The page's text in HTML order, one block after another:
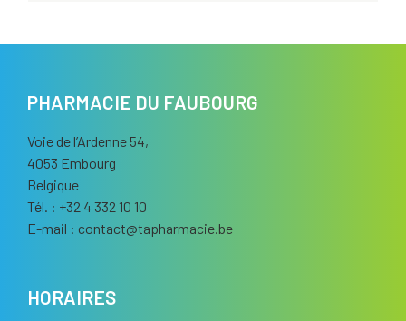
PHARMACIE DU FAUBOURG
Voie de l’Ardenne 54,
4053 Embourg
Belgique
Tél. : +32 4 332 10 10
E-mail : contact@tapharmacie.be
HORAIRES